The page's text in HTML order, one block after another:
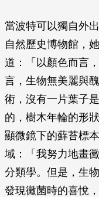
當波特可以獨自外
自然歷史博物館，
道：「以顏色而言
言，生物無美麗與
術，沒有一片葉子
的，樹木年輪的形
顯微鏡下的蘚苔標
域：「我努力地畫
分類學。但是，生
發現黴菌時的喜悅